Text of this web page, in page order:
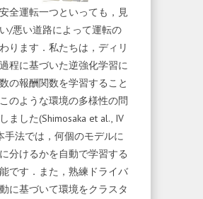
全運転一つといっても，見
/悪い道路によって運転の
ります．私たちは，ディリ
程に基づいた逆強化学習に
の報酬関数を学習すること
のような環境の多様性の問
ました(Shimosaka et al., IV
手法では，何個のモデルに
分けるかを自動で学習する
です．また，熟練ドライバ
に基づいて環境をクラスタ